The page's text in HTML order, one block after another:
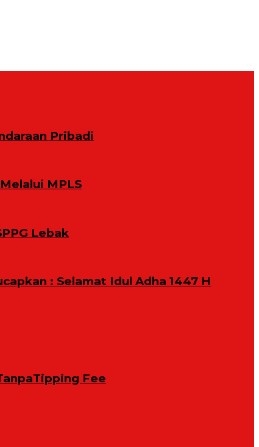
Pribadi
MPLS
Lebak
: Selamat Idul Adha 1447 H
Fee